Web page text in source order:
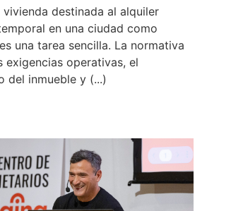
vivienda destinada al alquiler
en una ciudad como
una tarea sencilla. La normativa
exigencias operativas, el
del inmueble y (...)